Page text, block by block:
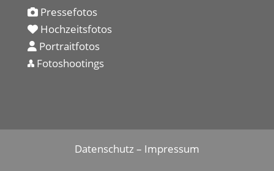
Pressefotos
Hochzeitsfotos
Portraitfotos
Fotoshootings
Datenschutz– Impressum